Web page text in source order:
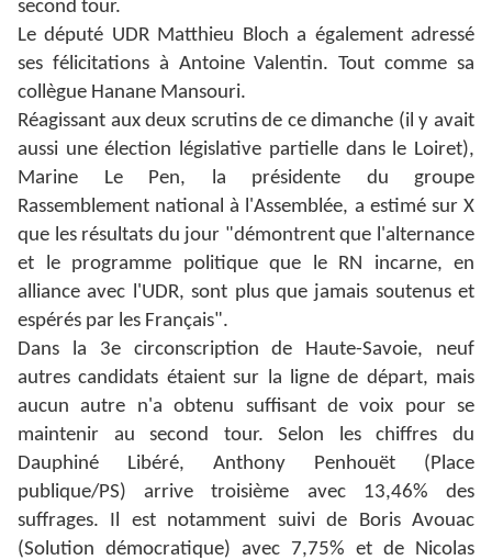
second tour.
Le député UDR Matthieu Bloch a également adressé
ses félicitations à Antoine Valentin. Tout comme sa
collègue Hanane Mansouri.
Réagissant aux deux scrutins de ce dimanche (il y avait
aussi une élection législative partielle dans le Loiret),
Marine Le Pen, la présidente du groupe
Rassemblement national à l'Assemblée, a estimé sur X
que les résultats du jour "démontrent que l'alternance
et le programme politique que le RN incarne, en
alliance avec l'UDR, sont plus que jamais soutenus et
espérés par les Français".
Dans la 3e circonscription de Haute-Savoie, neuf
autres candidats étaient sur la ligne de départ, mais
aucun autre n'a obtenu suffisant de voix pour se
maintenir au second tour. Selon les chiffres du
Dauphiné Libéré, Anthony Penhouët (Place
publique/PS) arrive troisième avec 13,46% des
suffrages. Il est notamment suivi de Boris Avouac
(Solution démocratique) avec 7,75% et de Nicolas